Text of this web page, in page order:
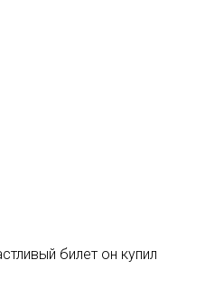
билет он купил